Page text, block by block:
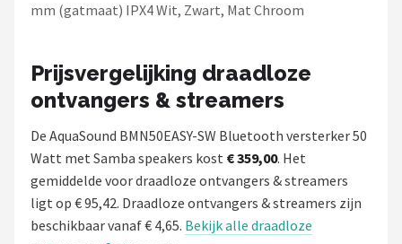
mm (gatmaat) IPX4 Wit, Zwart, Mat Chroom
Prijsvergelijking draadloze
ontvangers & streamers
De AquaSound BMN50EASY-SW Bluetooth versterker 50
Watt met Samba speakers kost € 359,00. Het
gemiddelde voor draadloze ontvangers & streamers
ligt op € 95,42. Draadloze ontvangers & streamers zijn
beschikbaar vanaf € 4,65. Bekijk alle draadloze